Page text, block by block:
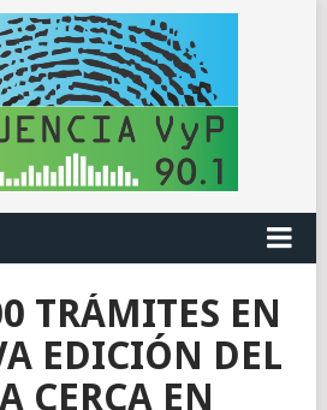
TRÁMITES EN
EDICIÓN DEL
CERCA EN